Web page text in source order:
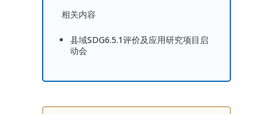
相关内容
县域SDG6.5.1评价及应用研究项目启
动会